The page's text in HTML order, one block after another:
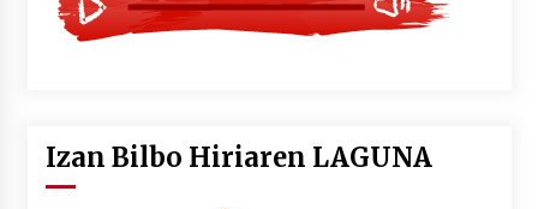
Izan Bilbo Hiriaren LAGUNA